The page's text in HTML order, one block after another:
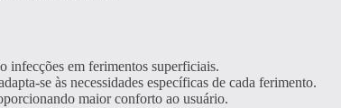
infecções em ferimentos superficiais.
se às necessidades específicas de cada ferimento.
maior conforto ao usuário.